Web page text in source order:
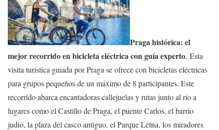
Praga histórica: el
mejor recorrido en bicicleta eléctrica con guía experto. Esta
visita turística guiada por Praga se ofrece con bicicletas eléctricas
para grupos pequeños de un máximo de 8 participantes. Este
recorrido abarca encantadoras callejuelas y rutas junto al río a
lugares como el Castillo de Praga, el puente Carlos, el barrio
judío, la plaza del casco antiguo, el Parque Letna, los miradores